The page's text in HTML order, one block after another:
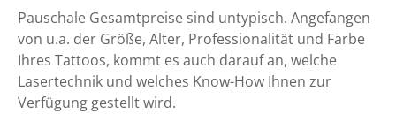
Pauschale Gesamtpreise sind untypisch. Angefangen
von u.a. der Größe, Alter, Professionalität und Farbe
Ihres Tattoos, kommt es auch darauf an, welche
Lasertechnik und welches Know-How Ihnen zur
Verfügung gestellt wird.